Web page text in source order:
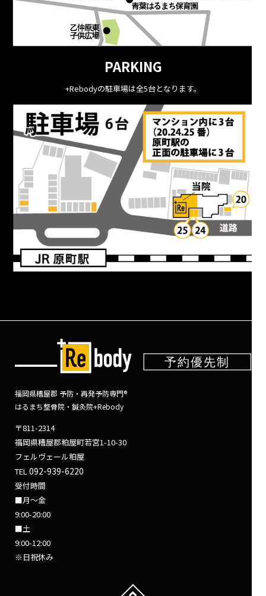
PARKING
+Rebodyの駐車場は全5台となります。
福岡県糟屋郡 予防・再発予防専門®
はるまち整骨院・鍼灸院+Rebody
〒811-2314
福岡県糟屋郡粕屋町若宮1-10-30
フェルヴェール粕屋
TEL092-939-6220
受付時間
■月～金
9:00-20:00
■土
9:00-12:00
※日祝休み